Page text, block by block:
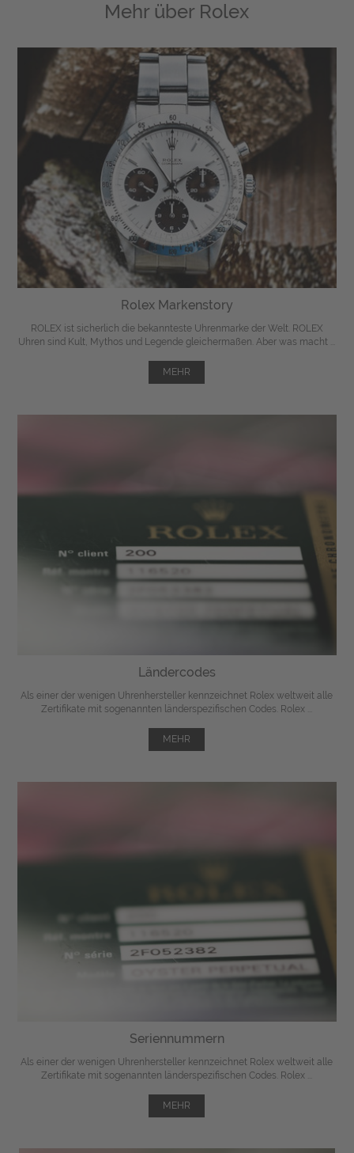
Mehr über Rolex
Rolex Markenstory
ROLEX ist sicherlich die bekannteste Uhrenmarke der Welt. ROLEX
Uhren sind Kult, Mythos und Legende gleichermaßen. Aber was macht ...
MEHR
Ländercodes
Als einer der wenigen Uhrenhersteller kennzeichnet Rolex weltweit alle
Zertifikate mit sogenannten länderspezifischen Codes. Rolex ...
MEHR
Seriennummern
Als einer der wenigen Uhrenhersteller kennzeichnet Rolex weltweit alle
Zertifikate mit sogenannten länderspezifischen Codes. Rolex ...
MEHR